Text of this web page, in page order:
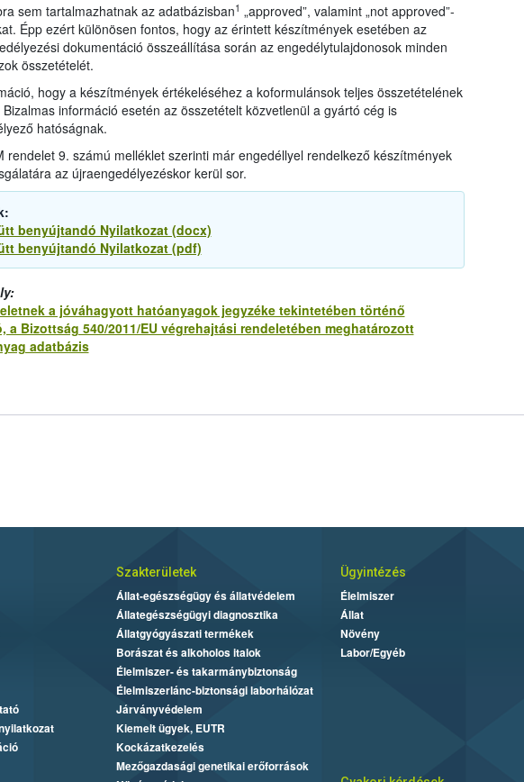
sem tartalmazhatnak az adatbázisban1 „approved”, valamint „not approved”-
Épp ezért különösen fontos, hogy az érintett készítmények esetében az
dokumentáció összeállítása során az engedélytulajdonosok minden
összetételét.
hogy a készítmények értékeléséhez a koformulánsok teljes összetételének
információ esetén az összetételt közvetlenül a gyártó cég is
hatóságnak.
rendelet 9. számú melléklet szerinti már engedéllyel rendelkező készítmények
az újraengedélyezéskor kerül sor.
benyújtandó Nyilatkozat (docx)
benyújtandó Nyilatkozat (pdf)
a jóváhagyott hatóanyagok jegyzéke tekintetében történő
a Bizottság 540/2011/EU végrehajtási rendeletében meghatározott
adatbázis
Szakterületek
Állat-egészségügy és állatvédelem
Állategészségügyi diagnosztika
Állatgyógyászati termékek
Borászat és alkoholos italok
Élelmiszer- és takarmánybiztonság
Élelmiszerlánc-biztonsági laborhálózat
Járványvédelem
Kiemelt ügyek, EUTR
Kockázatkezelés
Mezőgazdasági genetikai erőforrások
Ügyintézés
Élelmiszer
Állat
Növény
Labor/Egyéb